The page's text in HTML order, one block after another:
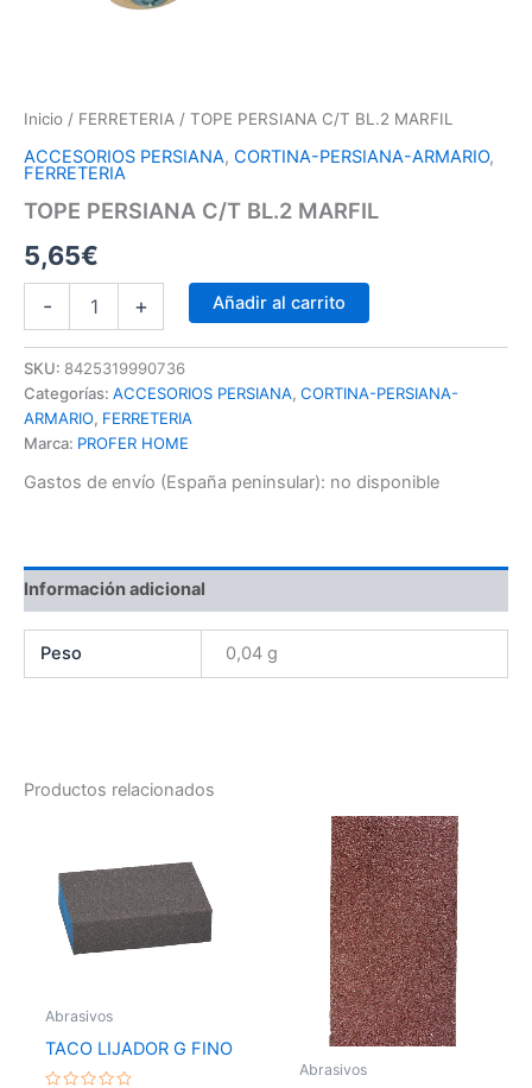
Inicio / FERRETERIA / TOPE PERSIANA C/T BL.2 MARFIL
ACCESORIOS PERSIANA, CORTINA-PERSIANA-ARMARIO,
FERRETERIA
TOPE PERSIANA C/T BL.2 MARFIL
5,65€
- + Añadir al carrito
SKU: 8425319990736
Categorías: ACCESORIOS PERSIANA, CORTINA-PERSIANA-
ARMARIO, FERRETERIA
Marca: PROFER HOME
Gastos de envío (España peninsular): no disponible
Información adicional
Peso 0,04 g
Productos relacionados
Abrasivos
TACO LIJADOR G FINO
Abrasivos